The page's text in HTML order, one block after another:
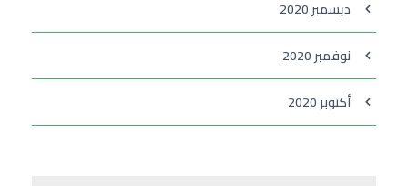
ديسمبر 2020
نوفمبر 2020
أكتوبر 2020